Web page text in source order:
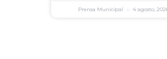
Prensa Municipal 4 agosto,